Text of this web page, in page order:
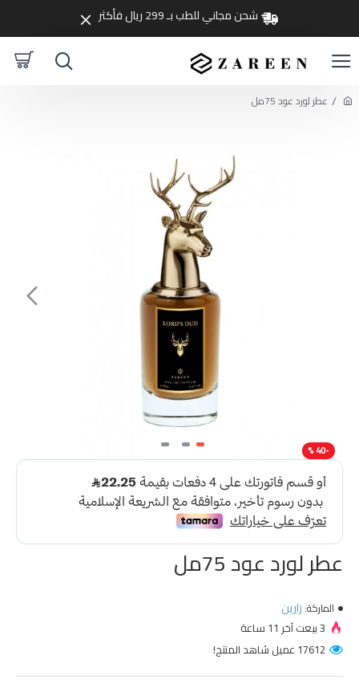
شحن مجاني للطب بـ 299 ريال فأكثر
عطر لورد عود 75مل
-40 %
عطر لورد عود 75مل
الماركة: زارين
3 بيعت آخر 11 ساعة
17612 عميل شاهد المنتج!